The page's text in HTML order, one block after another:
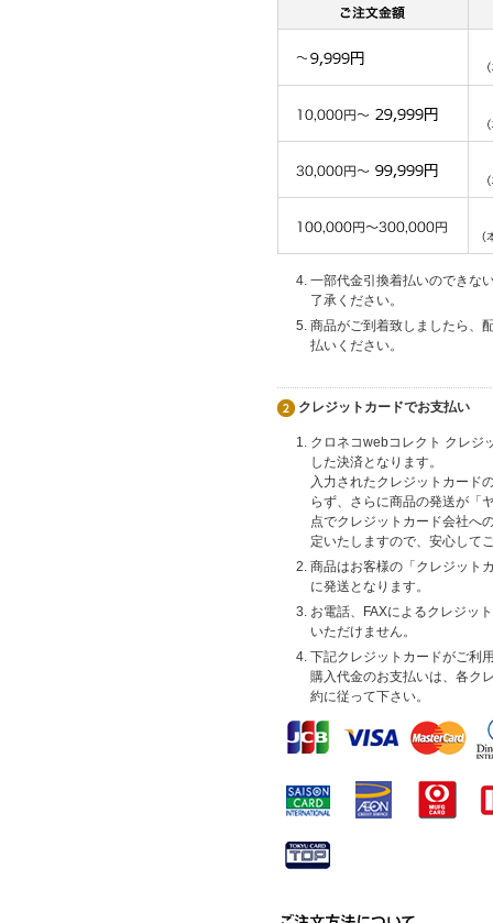
一部代金引換着払いのできな
了承ください。
商品がご到着致しましたら、
払いください。
クレジットカードでお支払い
クロネコwebコレクト クレジ
した決済となります。
入力されたクレジットカード
らず、さらに商品の発送が「
点でクレジットカード会社へ
定いたしますので、安心して
商品はお客様の「クレジット
に発送となります。
お電話、FAXによるクレジッ
いただけません。
下記クレジットカードがご利
購入代金のお支払いは、各ク
約に従って下さい。